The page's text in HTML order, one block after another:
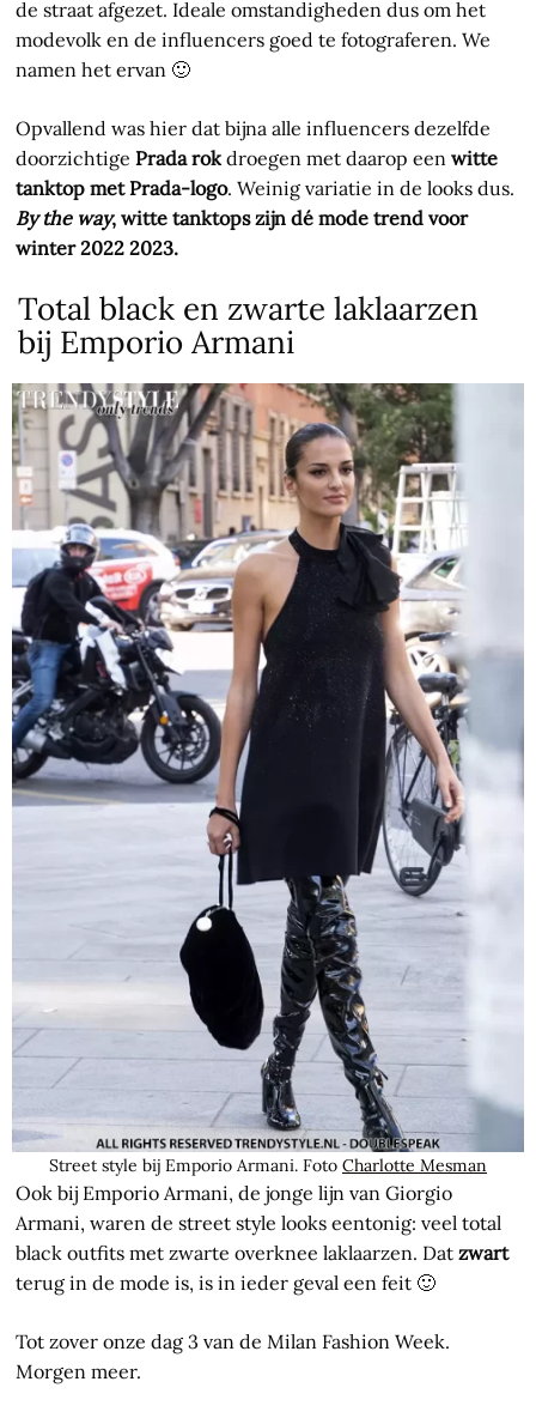
de straat afgezet. Ideale omstandigheden dus om het
modevolk en de influencers goed te fotograferen. We
namen het ervan 🙂
Opvallend was hier dat bijna alle influencers dezelfde
doorzichtigePrada rok droegen met daarop eenwitte
tanktop met Prada-logo. Weinig variatie in de looks dus.
By the way, witte tanktops zijn dé mode trend voor
winter 2022 2023.
Total black en zwarte laklaarzen
bij Emporio Armani
Street style bij Emporio Armani. Foto Charlotte Mesman
Ook bij Emporio Armani, de jonge lijn van Giorgio
Armani, waren de street style looks eentonig: veel total
black outfits met zwarte overknee laklaarzen. Datzwart
terug in de mode is, is in ieder geval een feit 🙂
Tot zover onze dag 3 van de Milan Fashion Week.
Morgen meer.